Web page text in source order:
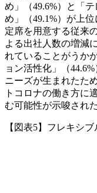
め」（49.6%）と「
め」（49.1%）が上
定席を用意する従来
よる出社人数の増減
れていることがうか
ョン活性化」（
ニーズが生まれたた
トコロナの働き方に
む可能性が示唆された
【図表5】フレキシ